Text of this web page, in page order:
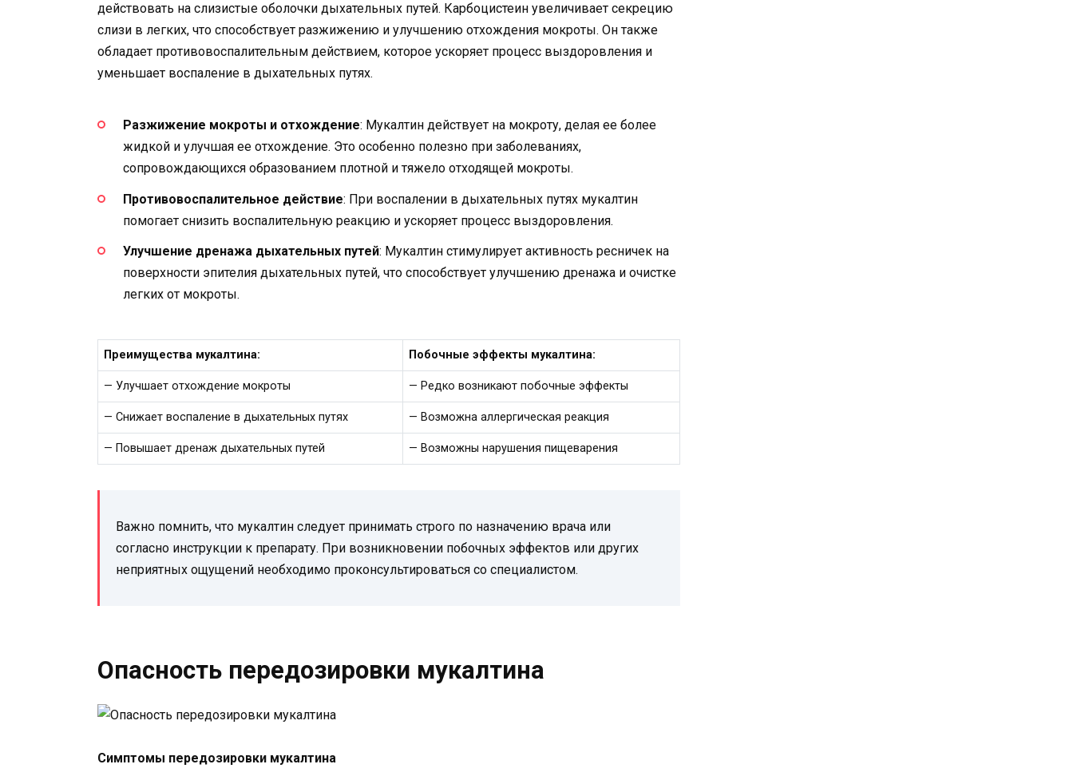
действовать на слизистые оболочки дыхательных путей. Карбоцистеин увеличивает секрецию
слизи в легких, что способствует разжижению и улучшению отхождения мокроты. Он также
обладает противовоспалительным действием, которое ускоряет процесс выздоровления и
уменьшает воспаление в дыхательных путях.
Разжижение мокроты и отхождение: Мукалтин действует на мокроту, делая ее более
жидкой и улучшая ее отхождение. Это особенно полезно при заболеваниях,
сопровождающихся образованием плотной и тяжело отходящей мокроты.
Противовоспалительное действие: При воспалении в дыхательных путях мукалтин
помогает снизить воспалительную реакцию и ускоряет процесс выздоровления.
Улучшение дренажа дыхательных путей: Мукалтин стимулирует активность ресничек на
поверхности эпителия дыхательных путей, что способствует улучшению дренажа и очистке
легких от мокроты.
Преимущества мукалтина: Побочные эффекты мукалтина:
— Улучшает отхождение мокроты — Редко возникают побочные эффекты
— Снижает воспаление в дыхательных путях — Возможна аллергическая реакция
— Повышает дренаж дыхательных путей — Возможны нарушения пищеварения
Важно помнить, что мукалтин следует принимать строго по назначению врача или
согласно инструкции к препарату. При возникновении побочных эффектов или других
неприятных ощущений необходимо проконсультироваться со специалистом.
Опасность передозировки мукалтина
Симптомы передозировки мукалтина